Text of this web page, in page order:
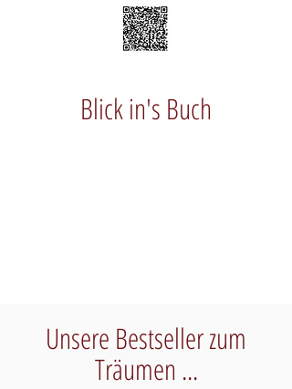
Blick in's Buch
Unsere Bestseller zum
Träumen ...